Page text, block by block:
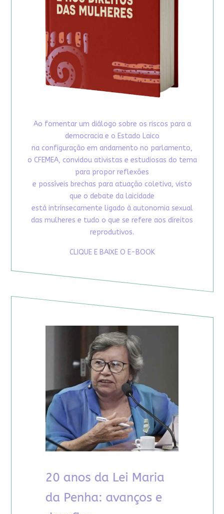
Ao fomentar um diálogo sobre os riscos para a
democracia e o Estado Laico
na configuração em andamento no parlamento,
o CFEMEA, convidou ativistas e estudiosas do tema
para propor reflexões
e possíveis brechas para atuação coletiva, visto
que o debate da laicidade
está intrinsecamente ligado à autonomia sexual
das mulheres e tudo o que se refere aos direitos
reprodutivos.
CLIQUE E BAIXE O E-BOOK